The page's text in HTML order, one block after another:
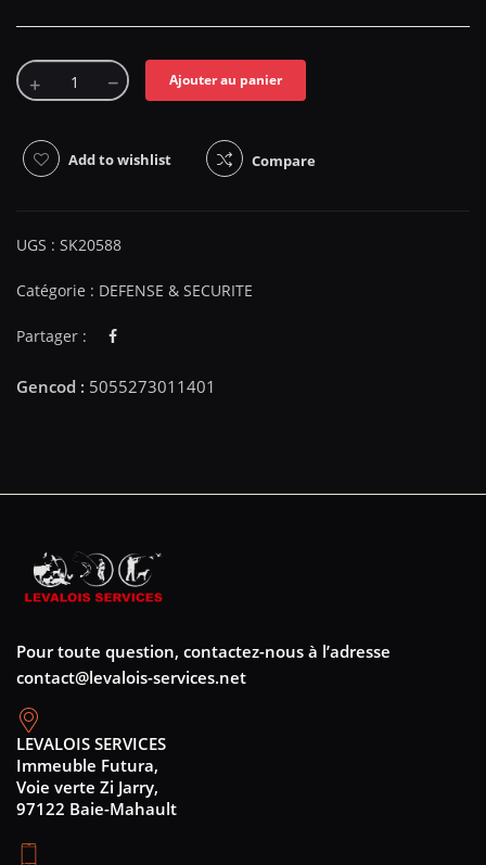
Ajouter au panier
Add to wishlist Compare
UGS : SK20588
Catégorie : DEFENSE & SECURITE
Partager :
Pour toute question, contactez-nous à l’adresse
contact@levalois-services.net
LEVALOIS SERVICES
Immeuble Futura,
Voie verte Zi Jarry,
97122 Baie-Mahault